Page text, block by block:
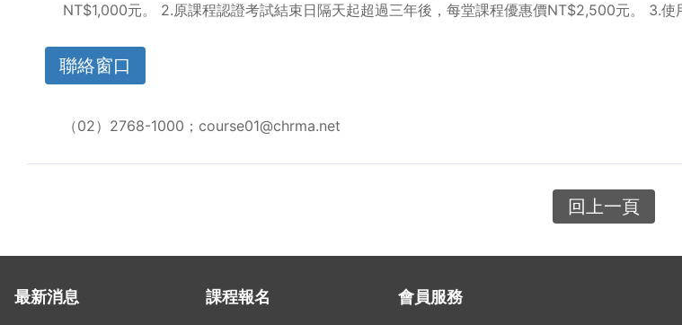
NT$1,000元。 2.原課程認證考試結束日隔天起超過三年後，每堂課程優惠價NT$2,500元。 3.
聯絡窗口
（02）2768-1000；course01@chrma.net
回上一頁
最新消息 課程報名 會員服務